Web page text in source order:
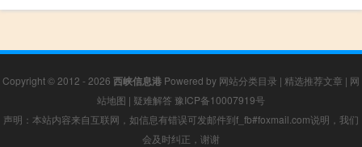
Copyright © 2012 - 2026 西峡信息港 Powered by 网站分类目录 | 精选推荐文章 | 网
站地图 | 疑难解答 豫ICP备10007919号
声明：本站内容来自互联网，如信息有错误可发邮件到f_fb#foxmail.com说明，我们
会及时纠正，谢谢